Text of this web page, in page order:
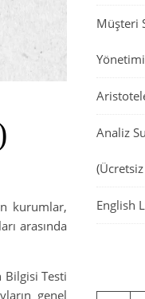
kurumlar,
arasında
Bilgisi Testi
genel
Müşteri
Analiz
(Ücretsiz
English